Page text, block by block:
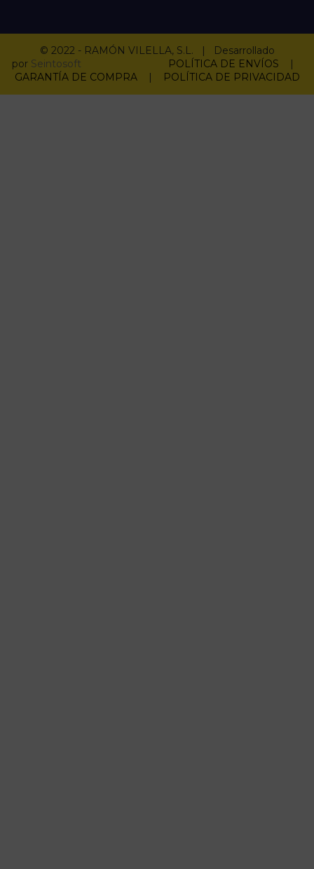
© 2022 - RAMÓN VILELLA, S.L. | Desarrollado
por Seintosoft POLÍTICA DE ENVÍOS
GARANTÍA DE COMPRA| POLÍTICA DE PRIVACIDAD